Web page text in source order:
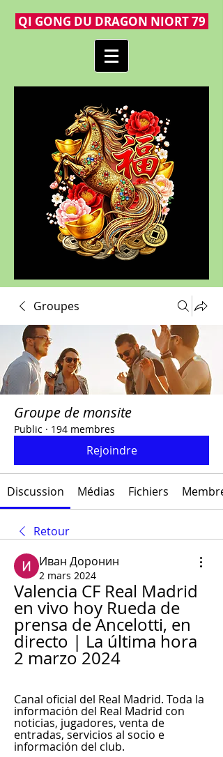
QI GONG DU DRAGON NIORT 79
Groupes
Groupe de monsite
Public · 194 membres
Rejoindre
Discussion Médias Fichiers
Retour
Иван Доронин
2 mars 2024
Valencia CF Real Madrid
en vivo hoy Rueda de
prensa de Ancelotti, en
directo | La última hora
2 marzo 2024
Canal oficial del Real Madrid. Toda la
información del Real Madrid con
noticias, jugadores, venta de
entradas, servicios al socio e
información del club.